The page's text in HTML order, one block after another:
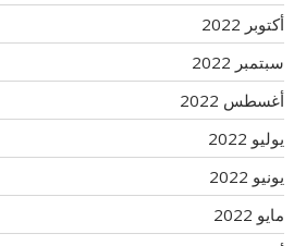
أكتوبر 2022
سبتمبر 2022
أغسطس 2022
يوليو 2022
يونيو 2022
مايو 2022